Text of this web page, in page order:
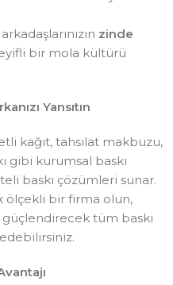
zinde
bir mola kültürü
Yansıtın
kağıt, tahsilat makbuzu,
gibi kurumsal baskı
baskı çözümleri sunar.
ölçekli bir firma olun,
tüm baskı